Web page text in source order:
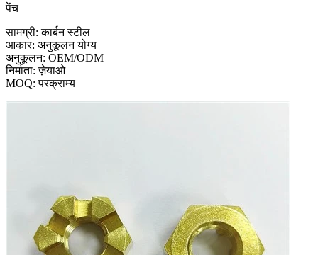
पेंच
सामग्री: कार्बन स्टील
आकार: अनुकूलन योग्य
अनुकूलन: OEM/ODM
निर्माता: ज़ेयाओ
MOQ: परक्राम्य